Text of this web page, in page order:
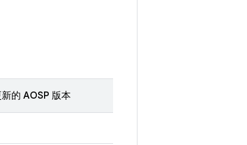
的 AOSP 版本